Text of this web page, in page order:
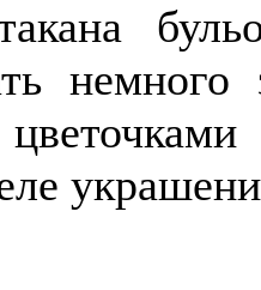
немного